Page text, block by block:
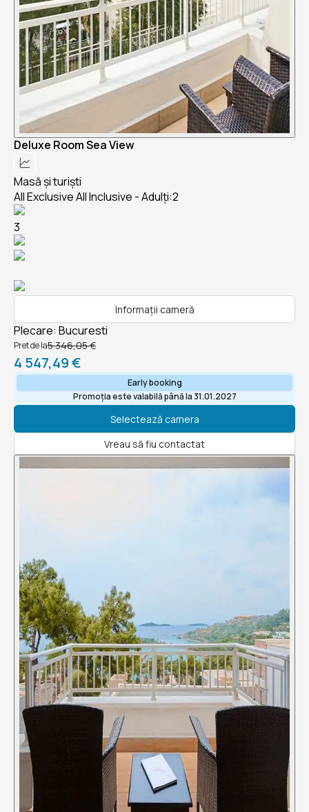
Deluxe Room Sea View
Masă și turiști
All Exclusive All Inclusive - Adulți:2
3
Informații cameră
Plecare: Bucuresti
Pret de la5 346,05 €
4 547,49 €
Early booking
Promoția este valabilă până la 31.01.2027
Selectează camera
Vreau să fiu contactat